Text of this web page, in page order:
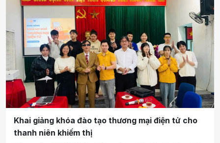
Khai giảng khóa đào tạo thương mại điện tử cho
thanh niên khiếm thị